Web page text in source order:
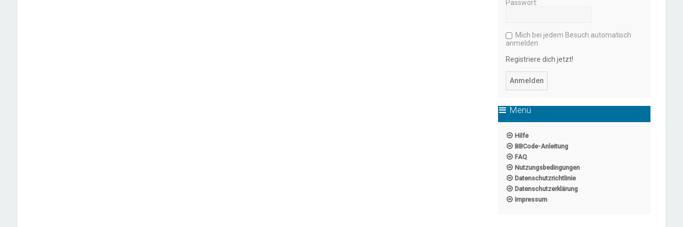
Passwort:
Mich bei jedem Besuch automatisch
anmelden
Registriere dich jetzt!
Menü
Hilfe
BBCode-Anleitung
FAQ
Nutzungsbedingungen
Datenschutzrichtlinie
Datenschutzerklärung
Impressum